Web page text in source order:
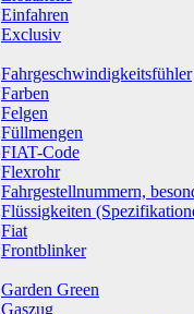
Einfahren
Exclusiv
Fahrgeschwindigkeitsfühler
Farben
Felgen
Füllmengen
FIAT-Code
Flexrohr
Fahrgestellnummern,
Flüssigkeiten
Fiat
Frontblinker
Garden Green
Gaszug